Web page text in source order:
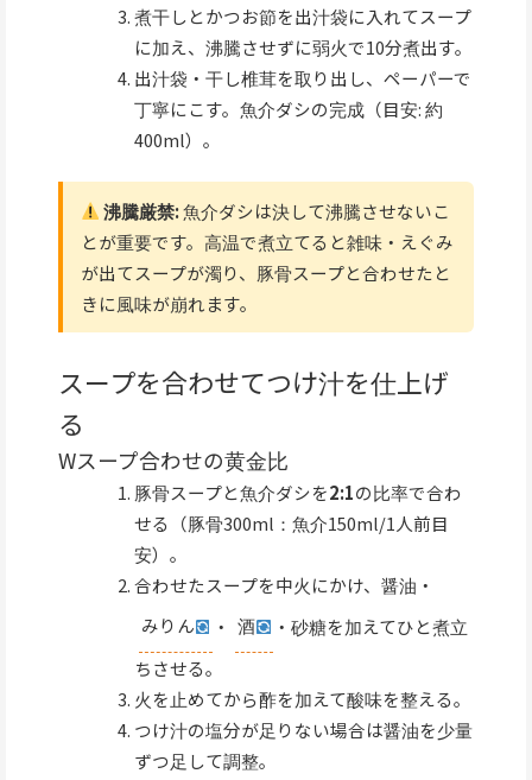
煮干しとかつお節を出汁袋に入れてスープ
に加え、沸騰させずに弱火で10分煮出す。
出汁袋・干し椎茸を取り出し、ペーパーで
丁寧にこす。魚介ダシの完成（目安: 約
400ml）。
沸騰厳禁:魚介ダシは決して沸騰させないこ
とが重要です。高温で煮立てると雑味・えぐみ
が出てスープが濁り、豚骨スープと合わせたと
きに風味が崩れます。
スープを合わせてつけ汁を仕上げ
る
Wスープ合わせの黄金比
豚骨スープと魚介ダシを2:1の比率で合わ
せる（豚骨300ml：魚介150ml/1人前目
安）。
合わせたスープを中火にかけ、醤油・
みりん
・ 酒
・砂糖を加えてひと煮立
ちさせる。
火を止めてから酢を加えて酸味を整える。
つけ汁の塩分が足りない場合は醤油を少量
ずつ足して調整。